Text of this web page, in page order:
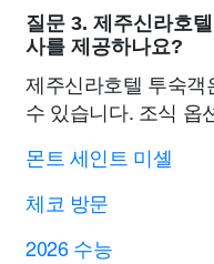
질문 3. 제주신라호
사를 제공하나요?
제주신라호텔 투숙
수 있습니다. 조식 옵
몬트 세인트 미셸
체코 방문
2026 수능